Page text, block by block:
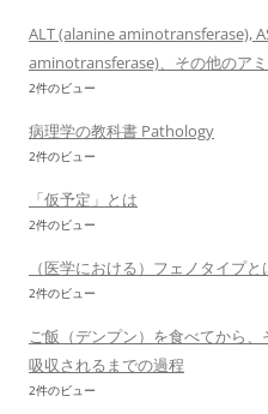
ALT (alanine aminotransferase),
aminotransferase)、その他のア
2件のビュー
病理学の教科書 Pathology
2件のビュー
「仮予定」とは
2件のビュー
（医学における）フェノタイプと
2件のビュー
ご飯（デンプン）を食べてから
吸収されるまでの過程
2件のビュー